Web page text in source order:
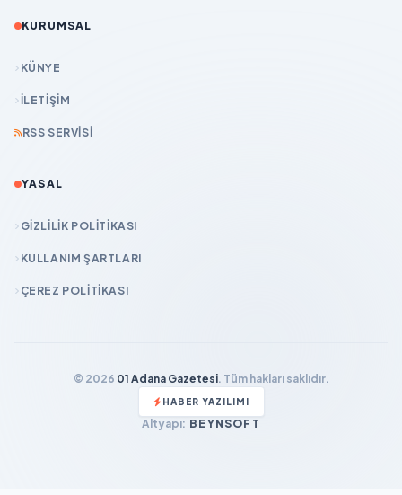
KURUMSAL
KÜNYE
İLETIŞIM
RSS SERVISI
YASAL
GIZLILIK POLITIKASI
KULLANIM ŞARTLARI
ÇEREZ POLITIKASI
© 2026 01 Adana Gazetesi. Tüm hakları saklıdır.
HABER YAZILIMI
Altyapı: BEYNSOFT